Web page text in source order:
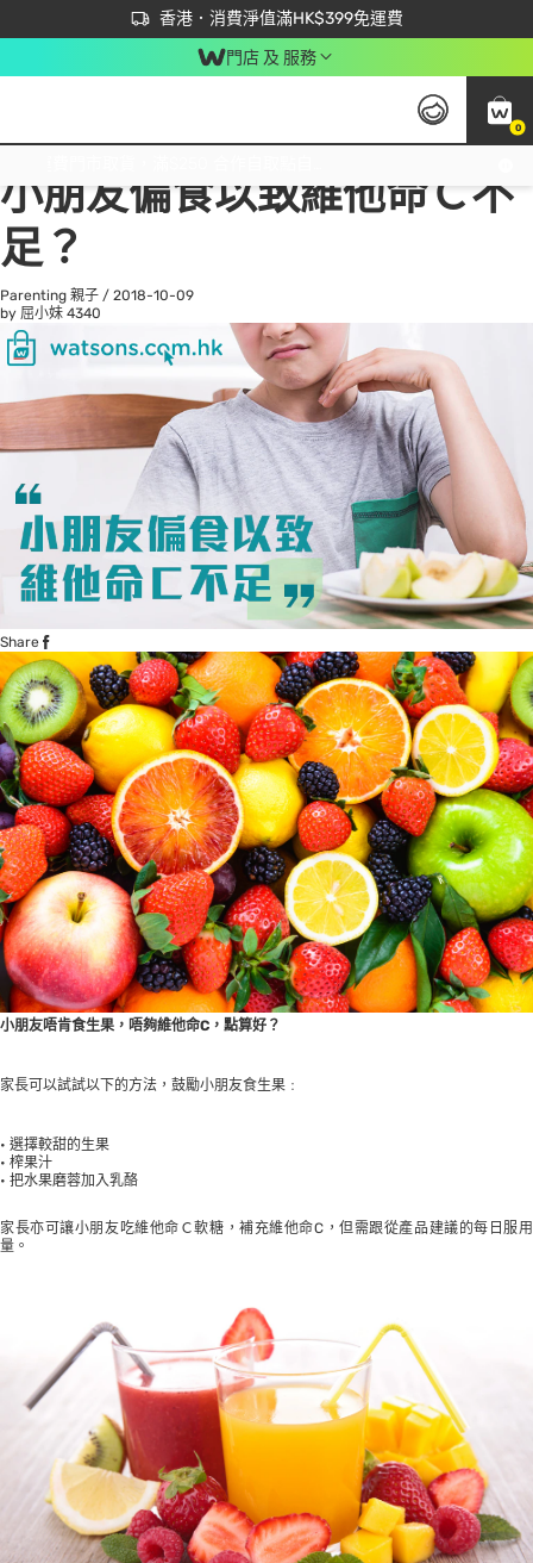
香港．消費淨值滿HK$399免運費
立即成為易賞錢會員盡享獨家優惠
首次APP下單買滿$450 輸入 NEWAPP 即減$50
門店 及 服務
0
All
小朋友偏食以致維他命Ｃ不
足？
Parenting 親子 / 2018-10-09
by 屈小妹 4340
Share
小朋友唔肯食生果，唔夠維他命C，點算好？
家長可以試試以下的方法，鼓勵小朋友食生果﹕
• 選擇較甜的生果
• 榨果汁
• 把水果磨蓉加入乳酪
家長亦可讓小朋友吃維他命Ｃ軟糖，補充維他命C，但需跟從產品建議的每日服用
量。